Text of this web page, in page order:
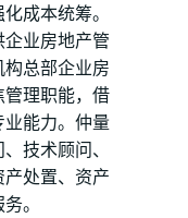
成本统筹。
业房地产管
总部企业房
理职能，借
能力。仲量
技术顾问、
处置、资产
。